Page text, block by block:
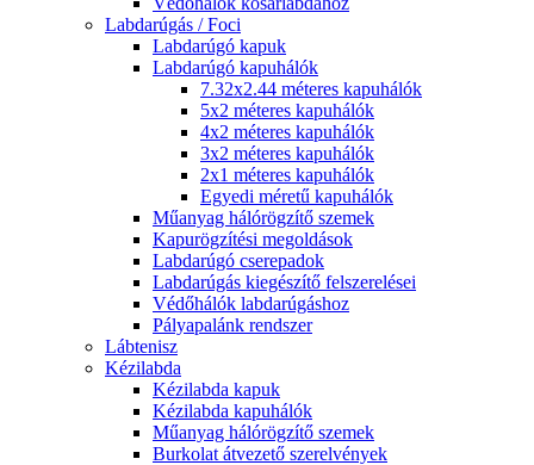
Labdarúgás / Foci
Labdarúgó kapuk
Labdarúgó kapuhálók
7.32x2.44 méteres kapuhálók
5x2 méteres kapuhálók
4x2 méteres kapuhálók
3x2 méteres kapuhálók
2x1 méteres kapuhálók
Egyedi méretű kapuhálók
Műanyag hálórögzítő szemek
Kapurögzítési megoldások
Labdarúgó cserepadok
Labdarúgás kiegészítő felszerelései
Védőhálók labdarúgáshoz
Pályapalánk rendszer
Lábtenisz
Kézilabda
Kézilabda kapuk
Kézilabda kapuhálók
Műanyag hálórögzítő szemek
Burkolat átvezető szerelvények